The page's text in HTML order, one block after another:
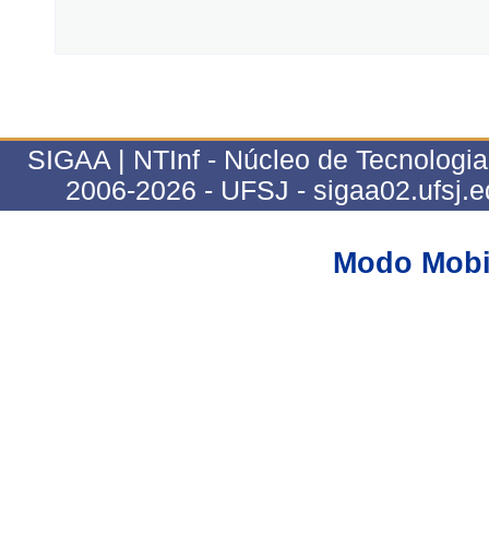
SIGAA | NTInf - Núcleo de
2006-2026 - UFSJ -
Modo